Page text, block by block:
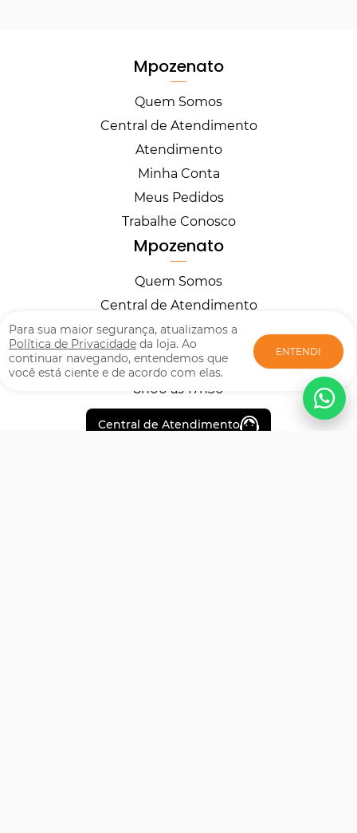
Para sua maior segurança, atualizamos a
Política de Privacidade da loja. Ao
continuar navegando, entendemos que
você está ciente e de acordo com elas.
ENTENDI
Mpozenato
Quem Somos
Central de Atendimento
Atendimento
Minha Conta
Meus Pedidos
Trabalhe Conosco
Mpozenato
Quem Somos
Central de Atendimento
Horários
Segunda à Sexta
8h00 às 17h30
Central de Atendimento